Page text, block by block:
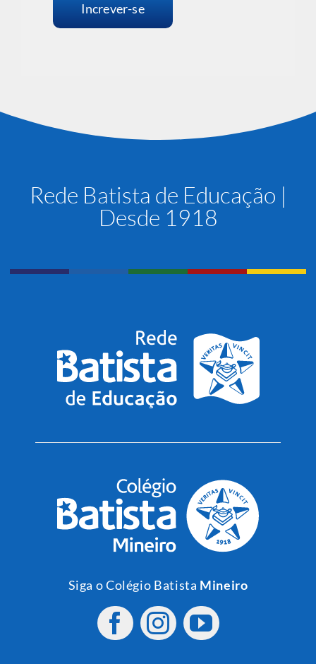
Increver-se
Rede Batista de Educação |
Desde 1918
Siga o Colégio Batista Mineiro